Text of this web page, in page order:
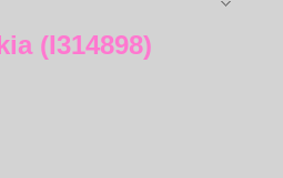
(I314898)